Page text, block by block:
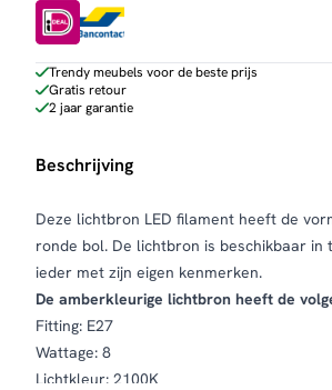
bol
Ø20
cm
aantal
Trendy meubels voor de beste prijs
Gratis retour
2 jaar garantie
Beschrijving
Deze lichtbron LED filament heeft de
ronde bol. De lichtbron is beschikbaar in
ieder met zijn eigen kenmerken.
De amberkleurige lichtbron heeft de
Fitting: E27
Wattage: 8
Lichtkleur: 2100K